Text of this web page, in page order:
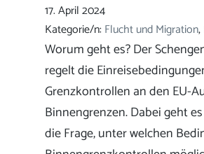
17. April 2024
Kategorie/n:Flucht und Migration,
Worum geht es? Der
regelt die
Grenzkontrollen an den EU-
Binnengrenzen. Dabei geht
die Frage, unter welchen